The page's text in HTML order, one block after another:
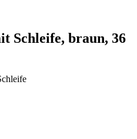
Schleife, braun, 36